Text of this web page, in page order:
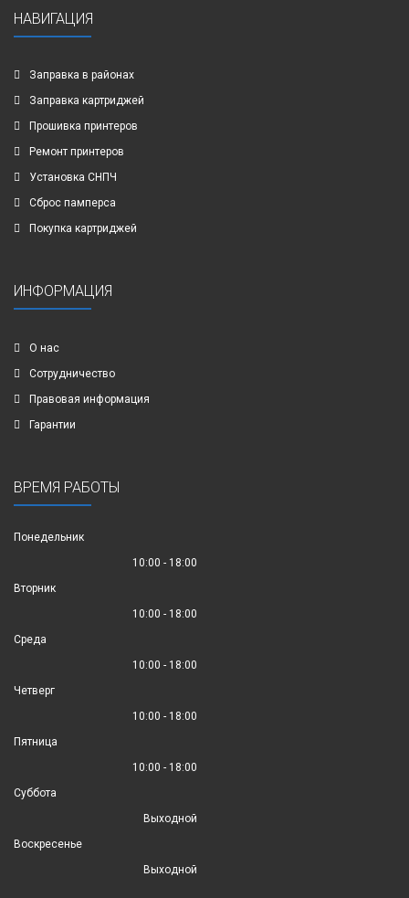
НАВИГАЦИЯ
Заправка в районах
Заправка картриджей
Прошивка принтеров
Ремонт принтеров
Установка СНПЧ
Сброс памперса
Покупка картриджей
ИНФОРМАЦИЯ
О нас
Сотрудничество
Правовая информация
Гарантии
ВРЕМЯ РАБОТЫ
Понедельник
10:00 - 18:00
Вторник
10:00 - 18:00
Среда
10:00 - 18:00
Четверг
10:00 - 18:00
Пятница
10:00 - 18:00
Суббота
Выходной
Воскресенье
Выходной